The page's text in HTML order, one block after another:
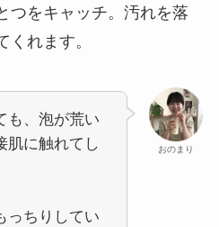
つをキャッチ。汚れを落
くれます。
おのまり
も、泡が荒い
肌に触れてし
っちりしてい